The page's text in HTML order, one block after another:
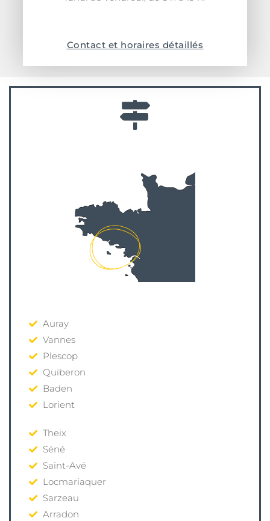
Contact et horaires détaillés
Auray
Vannes
Plescop
Quiberon
Baden
Lorient
Theix
Séné
Saint-Avé
Locmariaquer
Sarzeau
Arradon